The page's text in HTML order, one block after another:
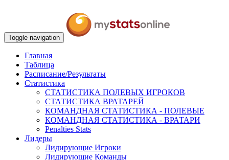
Toggle navigation
Главная
Таблица
Расписание/Результаты
Статистика
СТАТИСТИКА ПОЛЕВЫХ ИГРОКОВ
СТАТИСТИКА ВРАТАРЕЙ
КОМАНДНАЯ СТАТИСТИКА - ПОЛЕВЫЕ
КОМАНДНАЯ СТАТИСТИКА - ВРАТАРИ
Penalties Stats
Лидеры
Лидирующие Игроки
Лидирующие Команды